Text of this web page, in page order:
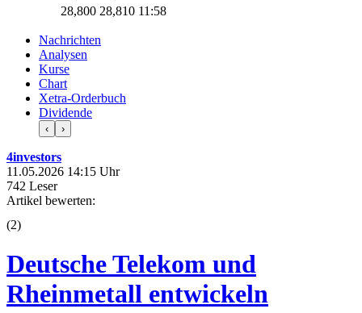
28,790 28,800 11:58
Nachrichten
Analysen
Kurse
Chart
Xetra-Orderbuch
Dividende
‹ ›
4investors
11.05.2026 14:15 Uhr
742 Leser
Artikel bewerten:
(2)
Deutsche Telekom und
Rheinmetall entwickeln